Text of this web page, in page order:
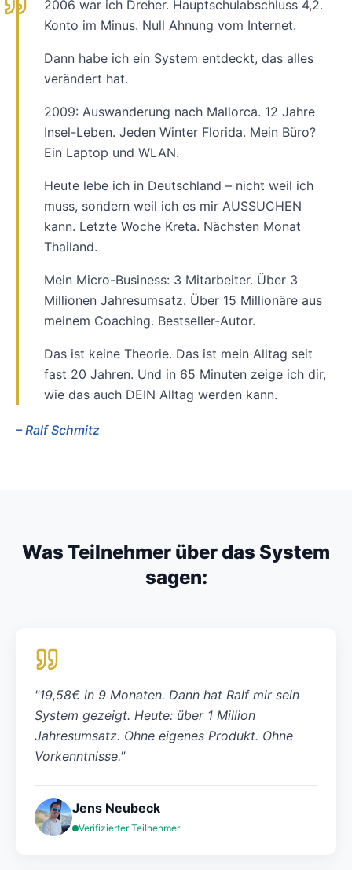
2006 war ich Dreher. Hauptschulabschluss 4,2.
Konto im Minus. Null Ahnung vom Internet.
Dann habe ich ein System entdeckt, das alles
verändert hat.
2009: Auswanderung nach Mallorca. 12 Jahre
Insel-Leben. Jeden Winter Florida. Mein Büro?
Ein Laptop und WLAN.
Heute lebe ich in Deutschland – nicht weil ich
muss, sondern weil ich es mir AUSSUCHEN
kann. Letzte Woche Kreta. Nächsten Monat
Thailand.
Mein Micro-Business: 3 Mitarbeiter. Über 3
Millionen Jahresumsatz. Über 15 Millionäre aus
meinem Coaching. Bestseller-Autor.
Das ist keine Theorie. Das ist mein Alltag seit
fast 20 Jahren. Und in 65 Minuten zeige ich dir,
wie das auch DEIN Alltag werden kann.
– Ralf Schmitz
Was Teilnehmer über das System
sagen:
"19,58€ in 9 Monaten. Dann hat Ralf mir sein
System gezeigt. Heute: über 1 Million
Jahresumsatz. Ohne eigenes Produkt. Ohne
Vorkenntnisse."
Jens Neubeck
Verifizierter Teilnehmer